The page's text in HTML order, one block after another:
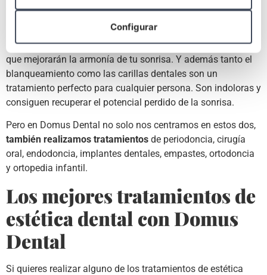
demandados en nuestra clínica de A Coruña.
La principal ventaja de estos tratamientos es su rapidez.
Con solo un par de sesionesconseguirás resultados visibles
que mejorarán la armonía de tu sonrisa. Y además tanto el
blanqueamiento como las carillas dentales son un
tratamiento perfecto para cualquier persona. Son indoloras y
consiguen recuperar el potencial perdido de la sonrisa.
Pero en Domus Dental no solo nos centramos en estos dos,
también realizamos tratamientos de periodoncia, cirugía
oral, endodoncia, implantes dentales, empastes, ortodoncia
y ortopedia infantil.
Los mejores tratamientos de
estética dental con Domus
Dental
Si quieres realizar alguno de los tratamientos de estética
Configurar